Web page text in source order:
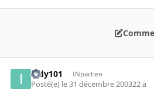
indy101 INpactien
Posté(e) le 31 décembre 200322 a